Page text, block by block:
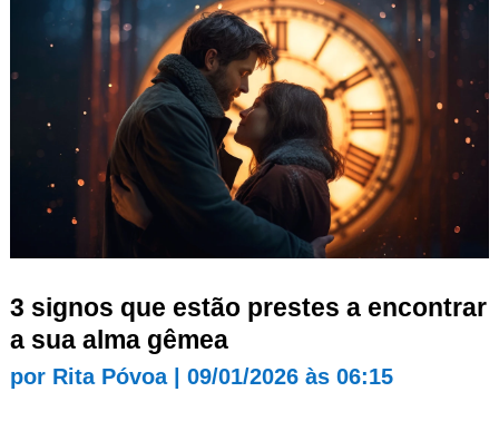
3 signos que estão prestes a encontrar
a sua alma gêmea
por Rita Póvoa| 09/01/2026 às 06:15